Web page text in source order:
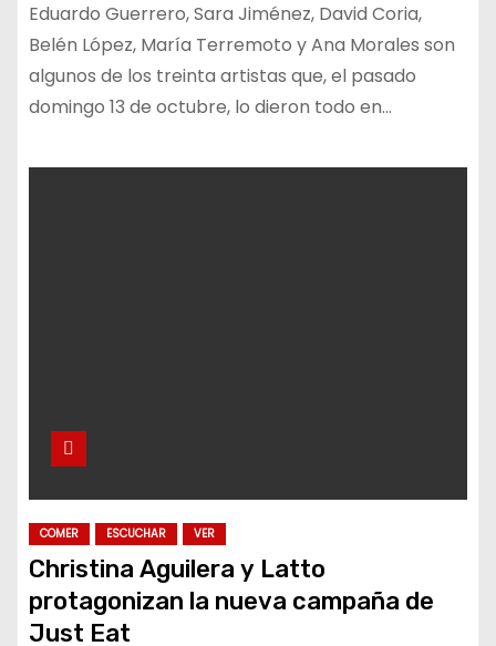
Eduardo Guerrero, Sara Jiménez, David Coria,
Belén López, María Terremoto y Ana Morales son
algunos de los treinta artistas que, el pasado
domingo 13 de octubre, lo dieron todo en…
COMER ESCUCHAR VER
Christina Aguilera y Latto
protagonizan la nueva campaña de
Just Eat